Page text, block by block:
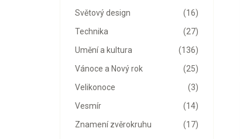
(16)
Světový design
(27)
Technika
(136)
Umění a kultura
(25)
Vánoce a Nový rok
(3)
Velikonoce
(14)
Vesmír
(17)
Znamení zvěrokruhu